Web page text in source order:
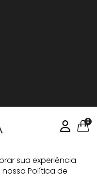
0
sua experiência
nossa Política de